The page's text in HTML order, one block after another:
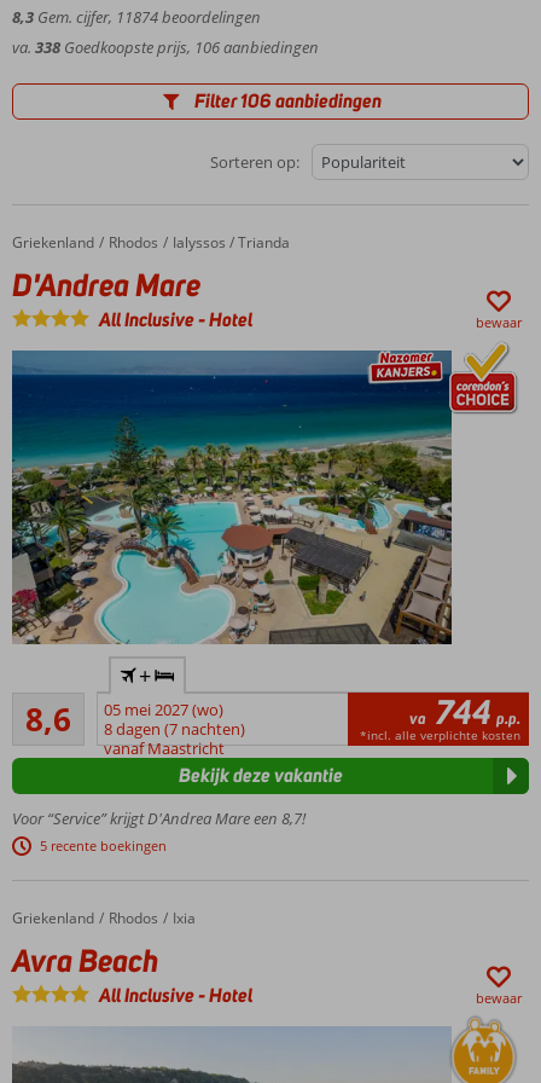
8,3 Gem. cijfer, 11874beoordelingen
va. 338 Goedkoopste prijs, 106 aanbiedingen
Filter 106 aanbiedingen
Sorteren op:
Home
Griekenland Rhodos Ialyssos / Trianda
D'Andrea Mare
D'Andrea Mare
All Inclusive-Hotel bewaar
strand
met
prachtig
over
zee
Nabij
Rhodos-
zonliefhebbers
én
watersporters
Inclusive hotel met
8,6Aanrader
667
beoordelingen
+
05 mei 2027 (wo)
8 dagen (7 nachten)
vanaf Maastricht
va 744 p.p.
*incl. alle verplichte kosten
Voor “Service” krijgt D'Andrea Mare een 8,7!
5 recente boekingen
Bekijk deze vakantie
Home
Griekenland Rhodos Ixia
Avra Beach
Avra Beach
All Inclusive-Hotel bewaar